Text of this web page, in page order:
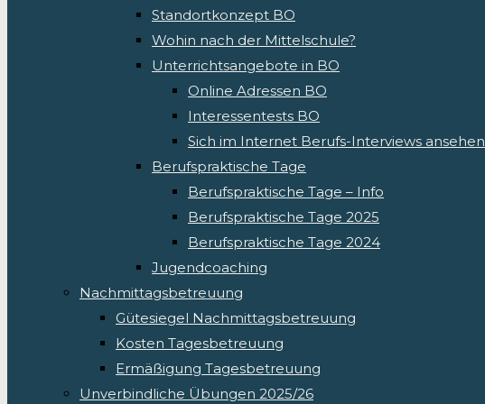
Standortkonzept BO
Wohin nach der Mittelschule?
Unterrichtsangebote in BO
Online Adressen BO
Interessentests BO
Sich im Internet Berufs-Interviews ansehen
Berufspraktische Tage
Berufspraktische Tage – Info
Berufspraktische Tage 2025
Berufspraktische Tage 2024
Jugendcoaching
Nachmittagsbetreuung
Gütesiegel Nachmittagsbetreuung
Kosten Tagesbetreuung
Ermäßigung Tagesbetreuung
Unverbindliche Übungen 2025/26